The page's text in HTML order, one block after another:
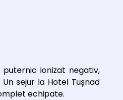
ionizat negativ,
sejur la Hotel Tușnad
echipate.